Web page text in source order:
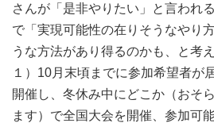
さんが「是非やりたい」と言われ
で「実現可能性の在りそうなやり
うな方法があり得るのかも、と考
１）10月末頃までに参加希望者が
開催し、冬休み中にどこか（おそ
ます）で全国大会を開催、参加可